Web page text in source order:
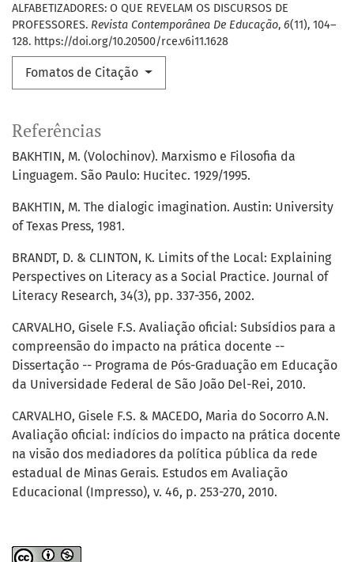
ALFABETIZADORES: O QUE REVELAM OS DISCURSOS DE
PROFESSORES. Revista Contemporânea De Educação, 6(11), 104–
128. https://doi.org/10.20500/rce.v6i11.1628
Fomatos de Citação
Referências
BAKHTIN, M. (Volochinov). Marxismo e Filosofia da
Linguagem. São Paulo: Hucitec. 1929/1995.
BAKHTIN, M. The dialogic imagination. Austin: University
of Texas Press, 1981.
BRANDT, D. & CLINTON, K. Limits of the Local: Explaining
Perspectives on Literacy as a Social Practice. Journal of
Literacy Research, 34(3), pp. 337-356, 2002.
CARVALHO, Gisele F.S. Avaliação oficial: Subsídios para a
compreensão do impacto na prática docente --
Dissertação -- Programa de Pós-Graduação em Educação
da Universidade Federal de São João Del-Rei, 2010.
CARVALHO, Gisele F.S. & MACEDO, Maria do Socorro A.N.
Avaliação oficial: indícios do impacto na prática docente
na visão dos mediadores da política pública da rede
estadual de Minas Gerais. Estudos em Avaliação
Educacional (Impresso), v. 46, p. 253-270, 2010.